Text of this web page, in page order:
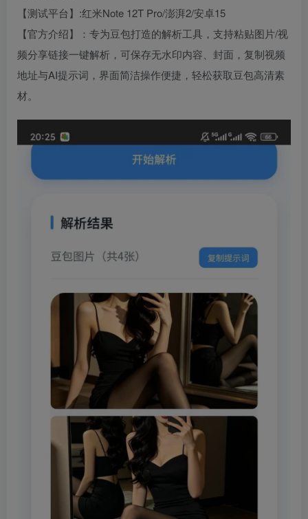
【测试平台】:红米Note 12T Pro/澎湃2/安卓15
【官方介绍】：专为豆包打造的解析工具，支持粘贴图片/视
频分享链接一键解析，可保存无水印内容、封面，复制视频
地址与AI提示词，界面简洁操作便捷，轻松获取豆包高清素
材。